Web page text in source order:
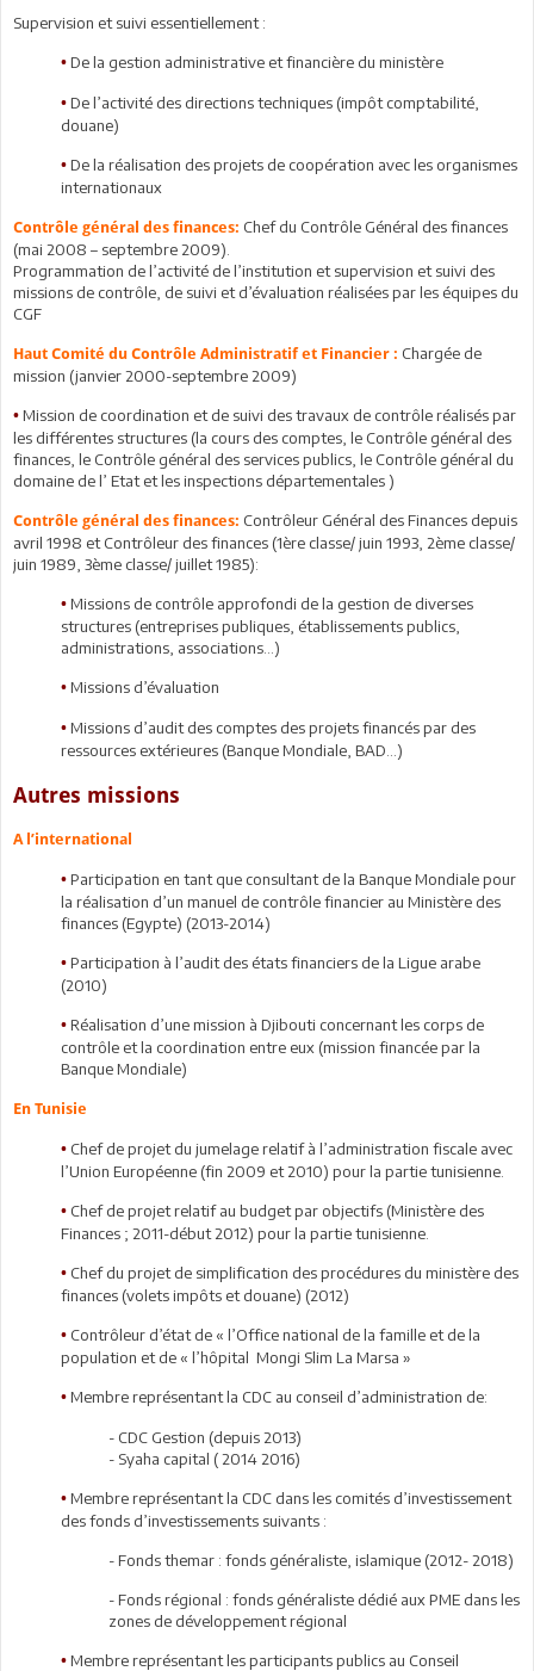
Supervision et suivi essentiellement :
• De la gestion administrative et financière du ministère
• De l’activité des directions techniques (impôt comptabilité,
douane)
• De la réalisation des projets de coopération avec les organismes
internationaux
Contrôle général des finances: Chef du Contrôle Général des finances
(mai 2008 – septembre 2009).
Programmation de l’activité de l’institution et supervision et suivi des
missions de contrôle, de suivi et d’évaluation réalisées par les équipes du
CGF
Haut Comité du Contrôle Administratif et Financier : Chargée de
mission (janvier 2000-septembre 2009)
• Mission de coordination et de suivi des travaux de contrôle réalisés par
les différentes structures (la cours des comptes, le Contrôle général des
finances, le Contrôle général des services publics, le Contrôle général du
domaine de l’ Etat et les inspections départementales )
Contrôle général des finances: Contrôleur Général des Finances depuis
avril 1998 et Contrôleur des finances (1ère classe/ juin 1993, 2ème classe/
juin 1989, 3ème classe/ juillet 1985):
• Missions de contrôle approfondi de la gestion de diverses
structures (entreprises publiques, établissements publics,
administrations, associations…)
• Missions d’évaluation
• Missions d’audit des comptes des projets financés par des
ressources extérieures (Banque Mondiale, BAD…)
Autres missions
A l’international
• Participation en tant que consultant de la Banque Mondiale pour
la réalisation d’un manuel de contrôle financier au Ministère des
finances (Egypte) (2013-2014)
• Participation à l’audit des états financiers de la Ligue arabe
(2010)
• Réalisation d’une mission à Djibouti concernant les corps de
contrôle et la coordination entre eux (mission financée par la
Banque Mondiale)
En Tunisie
• Chef de projet du jumelage relatif à l’administration fiscale avec
l’Union Européenne (fin 2009 et 2010) pour la partie tunisienne.
• Chef de projet relatif au budget par objectifs (Ministère des
Finances ; 2011-début 2012) pour la partie tunisienne.
• Chef du projet de simplification des procédures du ministère des
finances (volets impôts et douane) (2012)
• Contrôleur d’état de « l’Office national de la famille et de la
population et de « l’hôpital Mongi Slim La Marsa »
• Membre représentant la CDC au conseil d’administration de:
- CDC Gestion (depuis 2013)
- Syaha capital ( 2014 2016)
• Membre représentant la CDC dans les comités d’investissement
des fonds d’investissements suivants :
- Fonds themar : fonds généraliste, islamique (2012- 2018)
- Fonds régional : fonds généraliste dédié aux PME dans les
zones de développement régional
• Membre représentant les participants publics au Conseil